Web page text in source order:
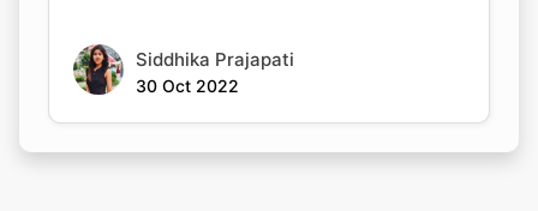
Siddhika Prajapati
30 Oct 2022